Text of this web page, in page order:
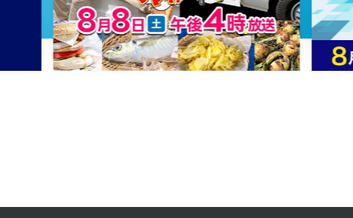
2024年01月10日 放送
第60話